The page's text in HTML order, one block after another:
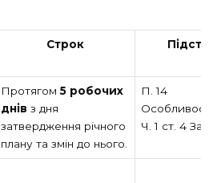
Строк
Протягом5 робочих
днів з дня
затвердження річного
плану та змін до нього.
П. 14
Ч. 1 ст. 4